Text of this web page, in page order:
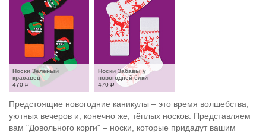
Носки Зеленый
красавец
470 Р
Носки Забавы у
новогодней ёлки
470 Р
Предстоящие новогодние каникулы – это время волшебства,
уютных вечеров и, конечно же, тёплых носков. Представляем
вам "Довольного корги" – носки, которые придадут вашим